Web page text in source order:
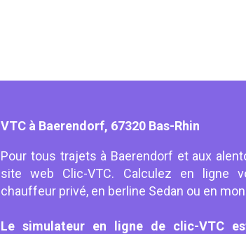
VTC à Baerendorf, 67320 Bas-Rhin
Pour tous trajets à Baerendorf et aux
site web Clic-VTC. Calculez en ligne
chauffeur privé, en berline Sedan ou en
Le simulateur en ligne de clic-VTC